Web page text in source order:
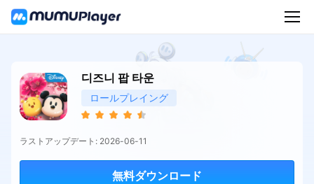
디즈니 팝 타운
ロールプレイング
ラストアップデート: 2026-06-11
無料ダウンロード